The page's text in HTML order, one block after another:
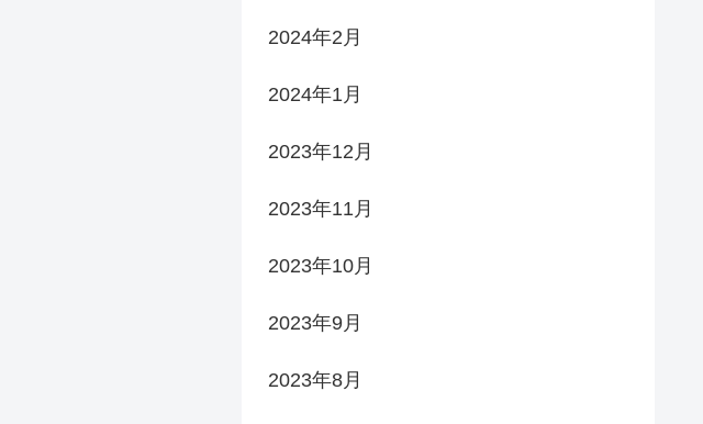
2024年2月
2024年1月
2023年12月
2023年11月
2023年10月
2023年9月
2023年8月